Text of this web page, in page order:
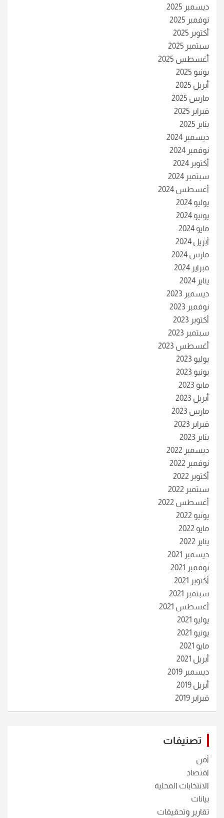
ديسمبر 2025
نوفمبر 2025
أكتوبر 2025
سبتمبر 2025
أغسطس 2025
يونيو 2025
أبريل 2025
مارس 2025
فبراير 2025
يناير 2025
ديسمبر 2024
نوفمبر 2024
أكتوبر 2024
سبتمبر 2024
أغسطس 2024
يوليو 2024
يونيو 2024
مايو 2024
أبريل 2024
مارس 2024
فبراير 2024
يناير 2024
ديسمبر 2023
نوفمبر 2023
أكتوبر 2023
سبتمبر 2023
أغسطس 2023
يوليو 2023
يونيو 2023
مايو 2023
أبريل 2023
مارس 2023
فبراير 2023
يناير 2023
ديسمبر 2022
نوفمبر 2022
أكتوبر 2022
سبتمبر 2022
أغسطس 2022
يونيو 2022
مايو 2022
يناير 2022
ديسمبر 2021
نوفمبر 2021
أكتوبر 2021
سبتمبر 2021
أغسطس 2021
يوليو 2021
يونيو 2021
مايو 2021
أبريل 2021
ديسمبر 2019
أبريل 2019
فبراير 2019
تصنيفات
أمن
اقتصاد
الانتخابات المحلية
بيانات
تقارير وتحقيقات